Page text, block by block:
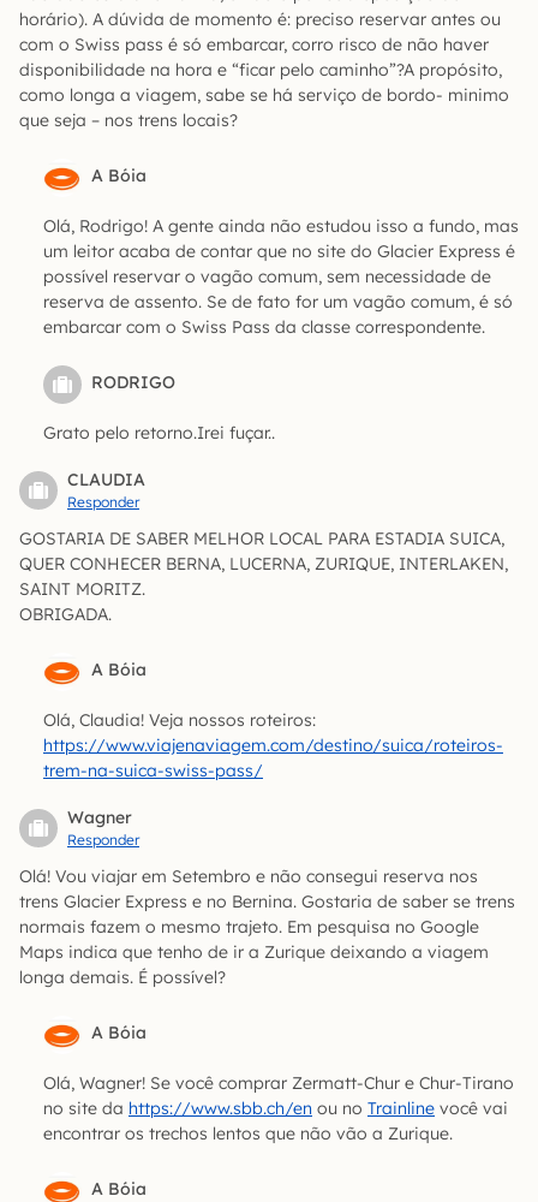
horário). A dúvida de momento é: preciso reservar antes ou
com o Swiss pass é só embarcar, corro risco de não haver
disponibilidade na hora e “ficar pelo caminho”?A propósito,
como longa a viagem, sabe se há serviço de bordo- minimo
que seja – nos trens locais?
A Bóia
Olá, Rodrigo! A gente ainda não estudou isso a fundo, mas
um leitor acaba de contar que no site do Glacier Express é
possível reservar o vagão comum, sem necessidade de
reserva de assento. Se de fato for um vagão comum, é só
embarcar com o Swiss Pass da classe correspondente.
RODRIGO
Grato pelo retorno.Irei fuçar..
CLAUDIA
Responder
GOSTARIA DE SABER MELHOR LOCAL PARA ESTADIA SUICA,
QUER CONHECER BERNA, LUCERNA, ZURIQUE, INTERLAKEN,
SAINT MORITZ.
OBRIGADA.
A Bóia
Olá, Claudia! Veja nossos roteiros:
https://www.viajenaviagem.com/destino/suica/roteiros-
trem-na-suica-swiss-pass/
Wagner
Responder
Olá! Vou viajar em Setembro e não consegui reserva nos
trens Glacier Express e no Bernina. Gostaria de saber se trens
normais fazem o mesmo trajeto. Em pesquisa no Google
Maps indica que tenho de ir a Zurique deixando a viagem
longa demais. É possível?
A Bóia
Olá, Wagner! Se você comprar Zermatt-Chur e Chur-Tirano
no site da https://www.sbb.ch/en ou no Trainline você vai
encontrar os trechos lentos que não vão a Zurique.
A Bóia